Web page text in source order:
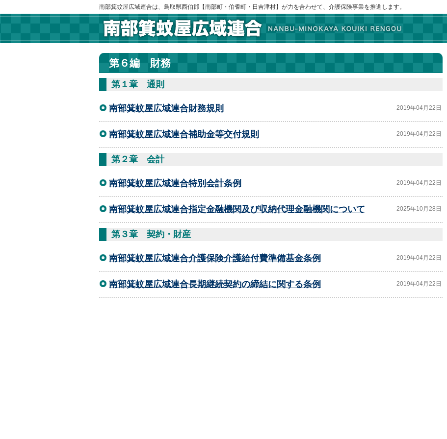
南部箕蚊屋広域連合は、鳥取県西伯郡【南部町・伯耆町・日吉津村】が力を合わせて、介護保険事業を推進します。
第６編 財務
第１章 通則
南部箕蚊屋広域連合財務規則 2019年04月22日
南部箕蚊屋広域連合補助金等交付規則 2019年04月22日
第２章 会計
南部箕蚊屋広域連合特別会計条例 2019年04月22日
南部箕蚊屋広域連合指定金融機関及び収納代理金融機関について 2025年10月28日
第３章 契約・財産
南部箕蚊屋広域連合介護保険介護給付費準備基金条例 2019年04月22日
南部箕蚊屋広域連合長期継続契約の締結に関する条例 2019年04月22日